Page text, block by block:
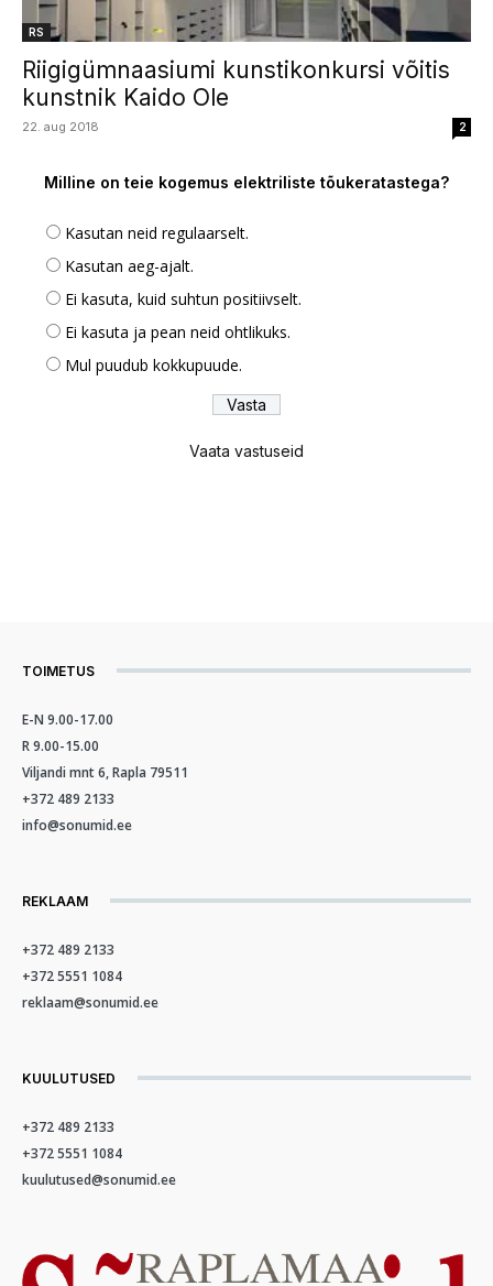
RS
Riigigümnaasiumi kunstikonkursi võitis
kunstnik Kaido Ole
22. aug 2018 2
Milline on teie kogemus elektriliste tõukeratastega?
Kasutan neid regulaarselt.
Kasutan aeg-ajalt.
Ei kasuta, kuid suhtun positiivselt.
Ei kasuta ja pean neid ohtlikuks.
Mul puudub kokkupuude.
Vaata vastuseid
TOIMETUS
E-N 9.00-17.00
R 9.00-15.00
Viljandi mnt 6, Rapla 79511
+372 489 2133
info@sonumid.ee
REKLAAM
+372 489 2133
+372 5551 1084
reklaam@sonumid.ee
KUULUTUSED
+372 489 2133
+372 5551 1084
kuulutused@sonumid.ee